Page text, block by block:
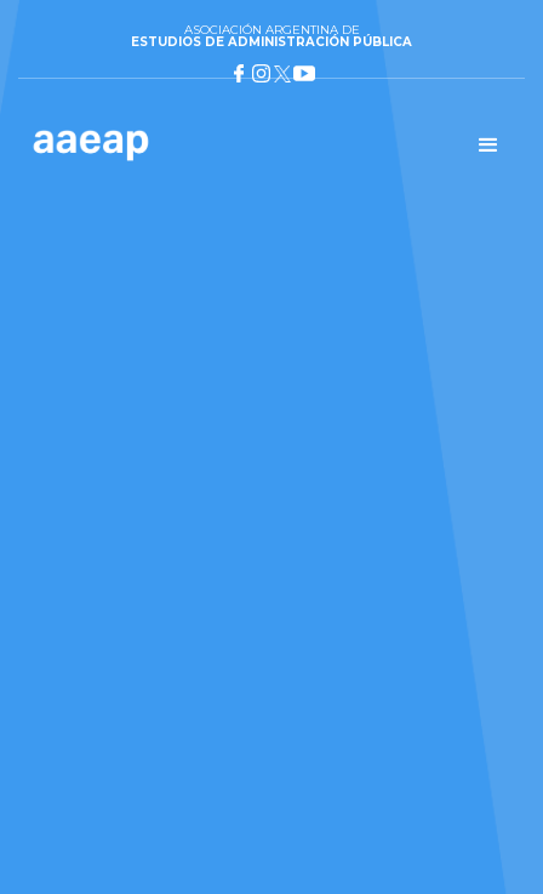
ASOCIACIÓN ARGENTINA DE
ESTUDIOS DE ADMINISTRACIÓN PÚBLICA